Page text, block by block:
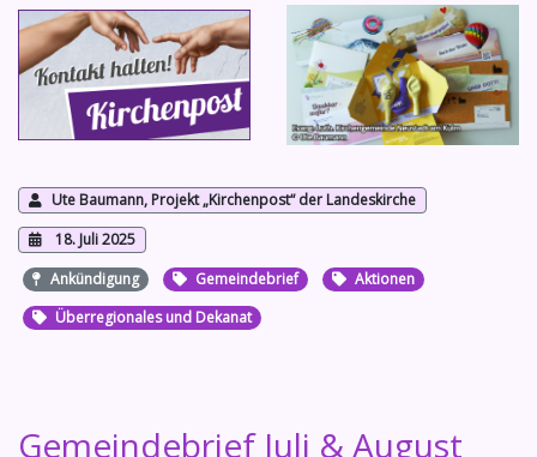
Ute Baumann, Projekt „Kirchenpost“ der Landeskirche
18. Juli 2025
Ankündigung
Gemeindebrief
Aktionen
Überregionales und Dekanat
Gemeindebrief Juli & August